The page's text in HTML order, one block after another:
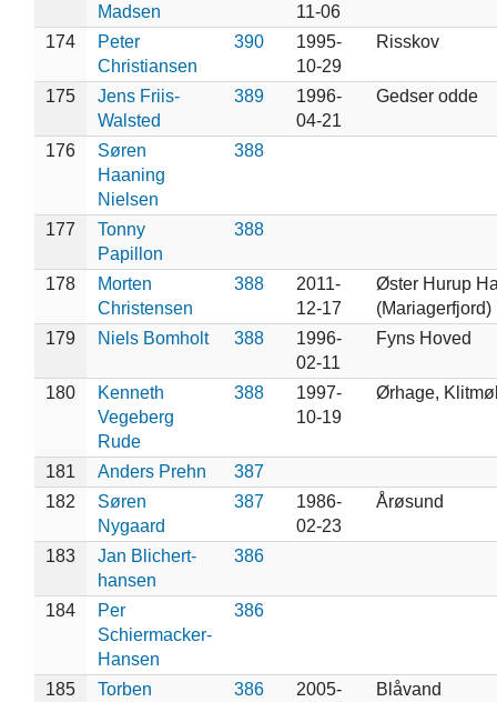
Madsen
11-06
174
Peter
Christiansen
390
1995-
10-29
Risskov
175
Jens Friis-
Walsted
389
1996-
04-21
Gedser odde
176
Søren
Haaning
Nielsen
388
177
Tonny
Papillon
388
178
Morten
Christensen
388
2011-
12-17
Øster Hurup
(Mariagerfjord)
179
Niels Bomholt 388
1996-
02-11
Fyns Hoved
180
Kenneth
Vegeberg
Rude
388
1997-
10-19
Ørhage,
181 Anders Prehn
387
182
Søren
Nygaard
387
1986-
02-23
Årøsund
183
Jan Blichert-
hansen
386
184
Per
Schiermacker-
Hansen
386
185
Torben
386
2005-
Blåvand